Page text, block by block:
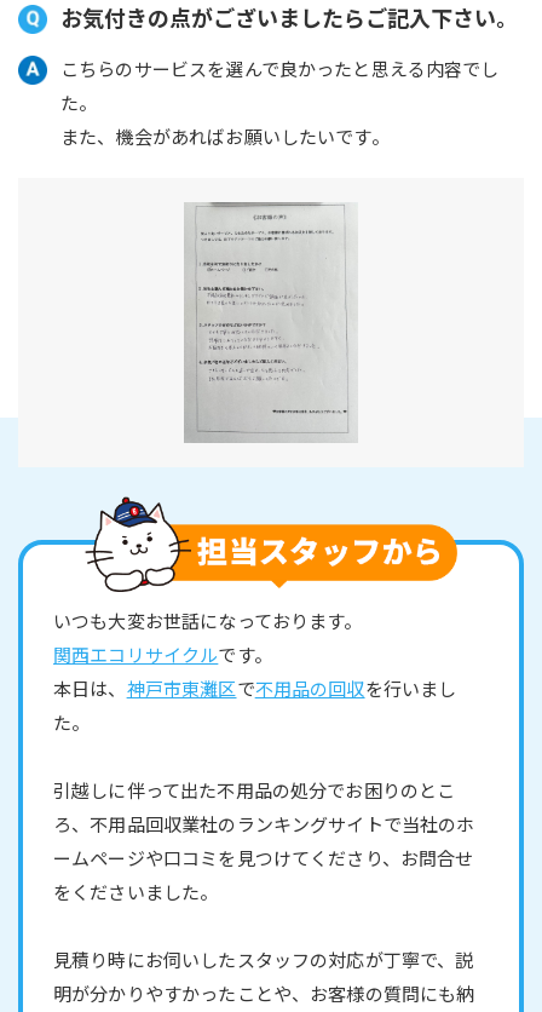
お気付きの点がございましたらご記入下さい。
こちらのサービスを選んで良かったと思える内容でし
た。
また、機会があればお願いしたいです。
いつも大変お世話になっております。
関西エコリサイクルです。
本日は、 神戸市東灘区で不用品の回収を行いまし
た。
引越しに伴って出た不用品の処分でお困りのとこ
ろ、不用品回収業社のランキングサイトで当社のホ
ームページや口コミを見つけてくださり、お問合せ
をくださいました。
見積り時にお伺いしたスタッフの対応が丁寧で、説
明が分かりやすかったことや、お客様の質問にも納